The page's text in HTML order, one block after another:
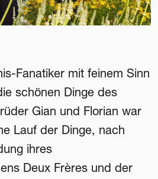
Fanatiker mit feinem Sinn
schönen Dinge des
Gian und Florian war
Lauf der Dinge, nach
ihres
Deux Frères und der